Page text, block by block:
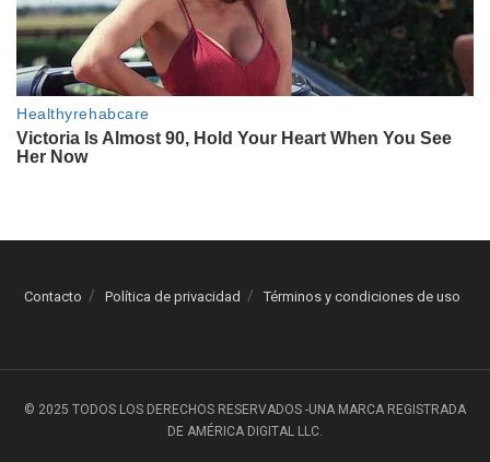
Contacto Política de privacidad Términos y condiciones de uso
© 2025 TODOS LOS DERECHOS RESERVADOS -UNA MARCA REGISTRADA
DE AMÉRICA DIGITAL LLC.